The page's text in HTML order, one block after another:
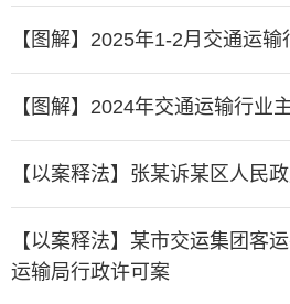
【图解】2025年1-2月交通运
【图解】2024年交通运输行业
【以案释法】张某诉某区人民
【以案释法】某市交运集团客
运输局行政许可案